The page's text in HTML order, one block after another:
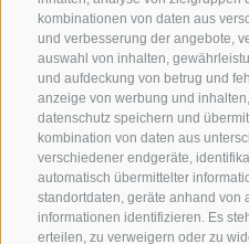
kombinationen von daten aus
und verbesserung der angebote,
auswahl von inhalten,
und aufdeckung von betrug und
anzeige von werbung und
datenschutz speichern und
kombination von daten aus
verschiedener endgeräte,
automatisch übermittelter
standortdaten, geräte anhand von
informationen identifizieren. Es
erteilen, zu verweigern oder zu
+39